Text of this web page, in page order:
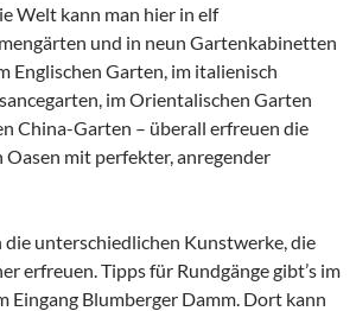
Welt kann man hier in elf
und in neun Gartenkabinetten
Englischen Garten, im italienisch
im Orientalischen Garten
China-Garten – überall erfreuen die
mit perfekter, anregender
die unterschiedlichen Kunstwerke, die
erfreuen. Tipps für Rundgänge gibt’s im
Eingang Blumberger Damm. Dort kann